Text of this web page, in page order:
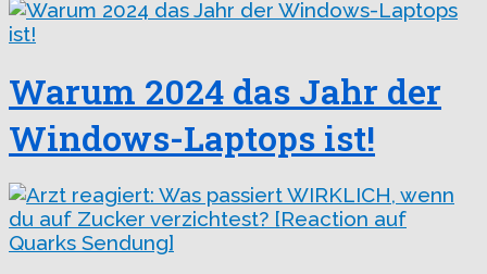
Warum 2024 das Jahr der
Windows-Laptops ist!